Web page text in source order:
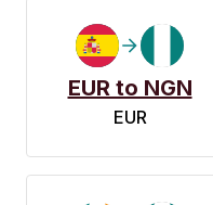
EUR to NGN
EUR